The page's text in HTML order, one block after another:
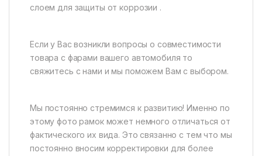
слоем для защиты от коррозии .
Если у Вас возникли вопросы о совместимости
товара с фарами вашего автомобиля то
свяжитесь с нами и мы поможем Вам с выбором.
Мы постоянно стремимся к развитию! Именно по
этому фото рамок может немного отличаться от
фактического их вида. Это связанно с тем что мы
постоянно вносим корректировки для более